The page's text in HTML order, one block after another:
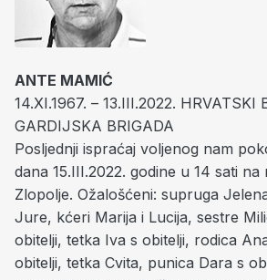
ANTE MAMIĆ
14.XI.1967. – 13.III.2022. HRVATSKI
GARDIJSKA BRIGADA
Posljednji ispraćaj voljenog nam
dana 15.III.2022. godine u 14 sati
Zlopolje. Ožalošćeni: supruga
Jure, kćeri Marija i Lucija, sestre
obitelji, tetka Iva s obitelji, rodica
obitelji, tetka Cvita, punica Dara s